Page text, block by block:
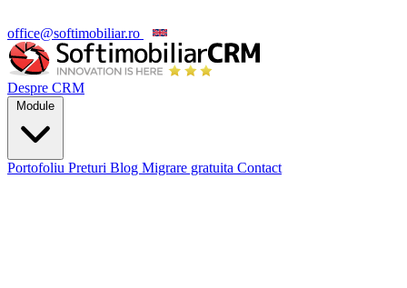
office@softimobiliar.ro
Despre CRM
Module
Portofoliu Preturi Blog Migrare gratuita Contact